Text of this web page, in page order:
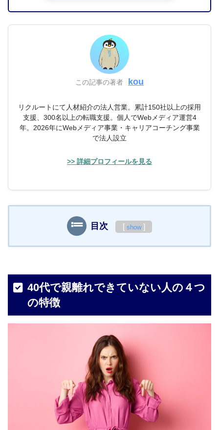
この記事の著者 kou
リクルートにて人材紹介の法人営業。累計150社以上の採用
支援、300名以上の転職支援。個人でWebメディア運営4
年。2026年にWebメディア事業・キャリアコーチング事業
で法人設立
>> 詳細プロフィールを見る
目次 [ show ]
40代で親離れできていない人の４つ
の特徴